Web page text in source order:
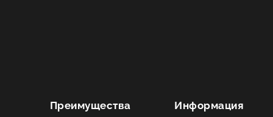
Преимущества Информация